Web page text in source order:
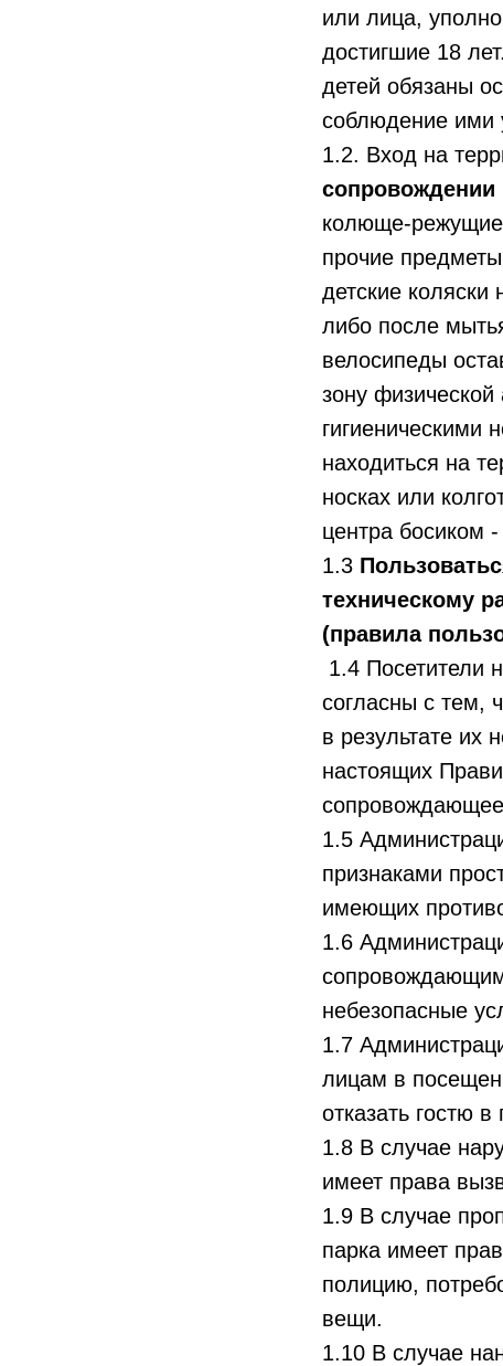
или лица,
достигшие 18
детей обязаны
соблюдение ими
1.2. Вход на
сопровождении
колюще-режущие
прочие
детские коляски
либо после
велосипеды
зону физической
находиться на
носках или
центра босиком
1.3
техническому
(правила
1.4 Посетители
согласны с тем,
в результате их
настоящих
1.5
признаками
имеющих
1.6
небезопасные
1.7
лицам в
отказать гостю
1.8 В случае
имеет права
1.9 В случае
парка имеет
полицию,
вещи.
1.10 В случае